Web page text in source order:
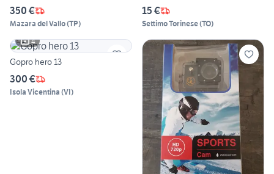
350 €
Mazara del Vallo(TP)
15 €
Settimo Torinese(TO)
4
Gopro hero 13
300 €
Isola Vicentina (VI)